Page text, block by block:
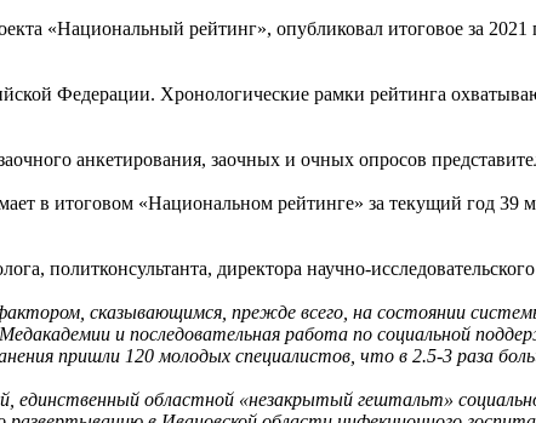
«Национальный рейтинг», опубликовал итоговое за 2021
Федерации. Хронологические рамки рейтинга
анкетирования, заочных и очных опросов
в итоговом «Национальном рейтинге» за текущий год 39
политконсультанта, директора научно-
сказывающимся, прежде всего, на состоянии
и последовательная работа по социальной
пришли 120 молодых специалистов, что в 2.5-3 раза
областной «незакрытый гештальт»